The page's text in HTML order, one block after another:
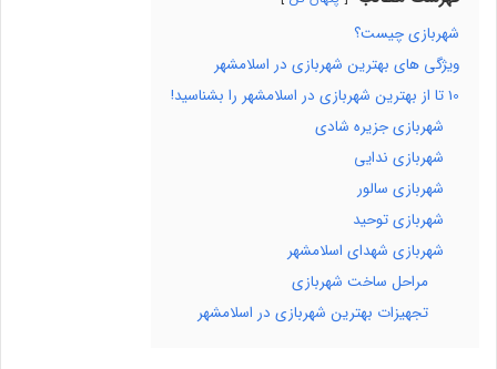
شهربازی چیست؟
ویژگی های بهترین شهربازی در اسلامشهر
10 تا از بهترین شهربازی در اسلامشهر را بشناسید!
شهربازی جزیره شادی
شهربازی ندایی
شهربازی سالور
شهربازی توحید
شهربازی شهدای اسلامشهر
مراحل ساخت شهربازی
تجهیزات بهترین شهربازی در اسلامشهر